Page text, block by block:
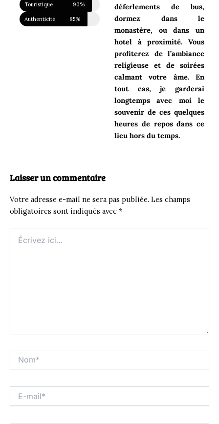
Touristique 90%
Authenticité 85%
déferlements de bus,
dormez dans le
monastère, ou dans un
hotel à proximité. Vous
profiterez de l’ambiance
religieuse et de soirées
calmant votre âme. En
tout cas, je garderai
longtemps avec moi le
souvenir de ces quelques
heures de repos dans ce
lieu hors du temps.
Laisser un commentaire
Votre adresse e-mail ne sera pas publiée. Les champs
obligatoires sont indiqués avec *
ici…
mail*